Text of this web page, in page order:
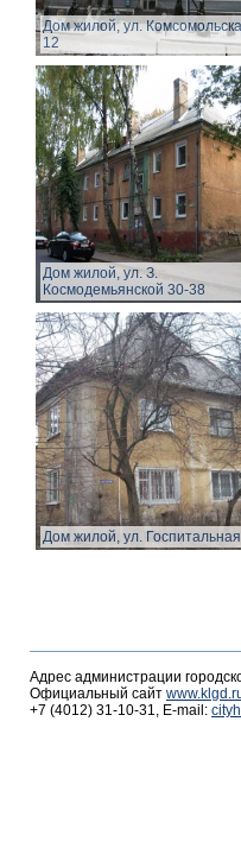
Дом жилой, ул.
12
Дом жилой, ул. З.
Космодемьянской 30-38
Дом жилой, ул.
Адрес администрации
Официальный сайт
+7 (4012) 31-10-31, E-mail: